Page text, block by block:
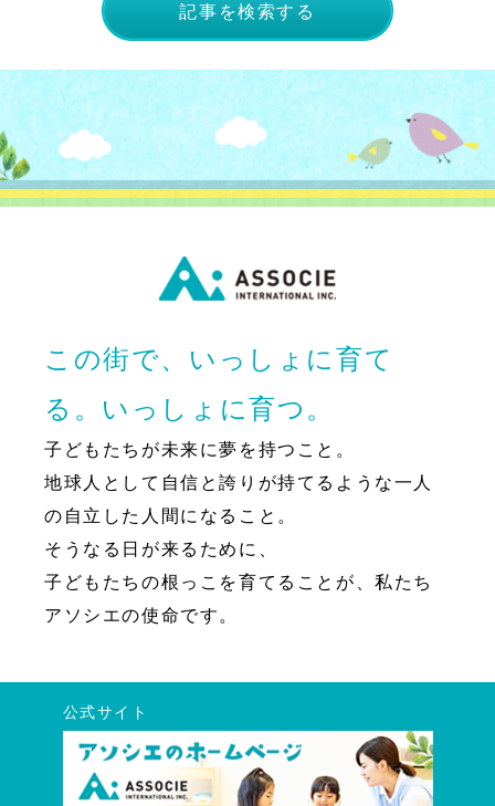
記事を検索する
この街で、いっしょに育て
る。いっしょに育つ。
子どもたちが未来に夢を持つこと。
地球人として自信と誇りが持てるような一人
の自立した人間になること。
そうなる日が来るために、
子どもたちの根っこを育てることが、私たち
アソシエの使命です。
公式サイト